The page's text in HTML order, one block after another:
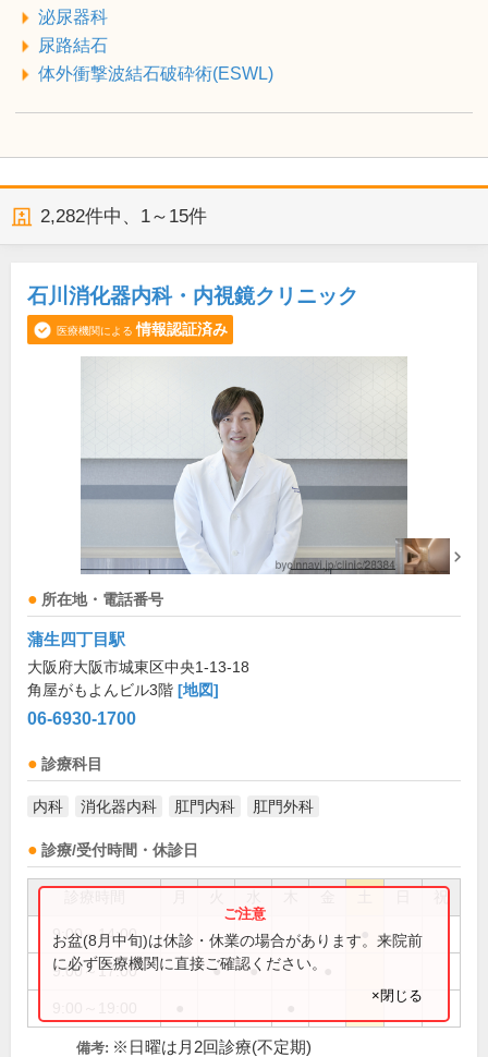
泌尿器科
尿路結石
体外衝撃波結石破砕術(ESWL)
2,282件中、 1～15件
石川消化器内科・内視鏡クリニック
医療機関による 情報認証済み
所在地・電話番号
蒲生四丁目駅
大阪府大阪市城東区中央1-13-18
角屋がもよんビル3階 [地図]
06-6930-1700
診療科目
内科 消化器内科 肛門内科 肛門外科
診療/受付時間・休診日
9:00～14:00
9:00～17:00 ● ●
お盆(8月中旬)は休診・休業の場合があります。来院前
に必ず医療機関に直接ご確認ください。
×閉じる
備考: ※日曜は月2回診療(不定期)